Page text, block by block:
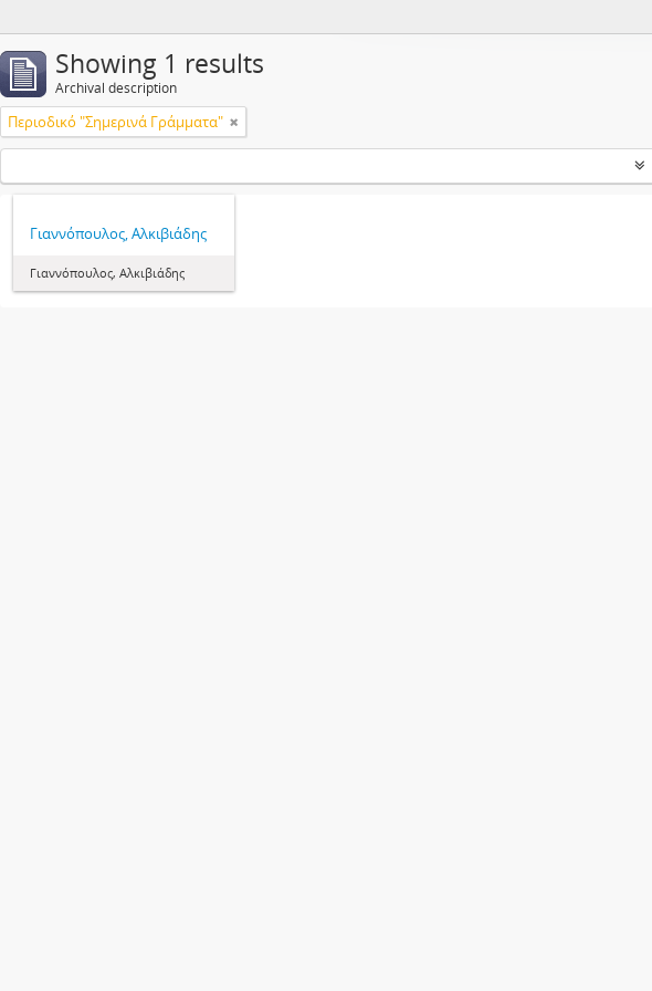
Showing 1 results
Archival description
Περιοδικό "Σημερινά Γράμματα"
Γιαννόπουλος, Αλκιβιάδης
Γιαννόπουλος, Αλκιβιάδης